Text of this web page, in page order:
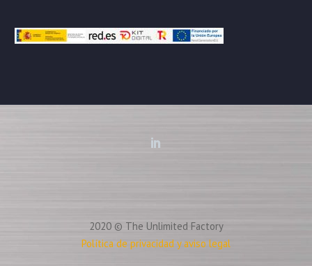
2020 © The Unlimited Factory
Política de privacidad y aviso legal